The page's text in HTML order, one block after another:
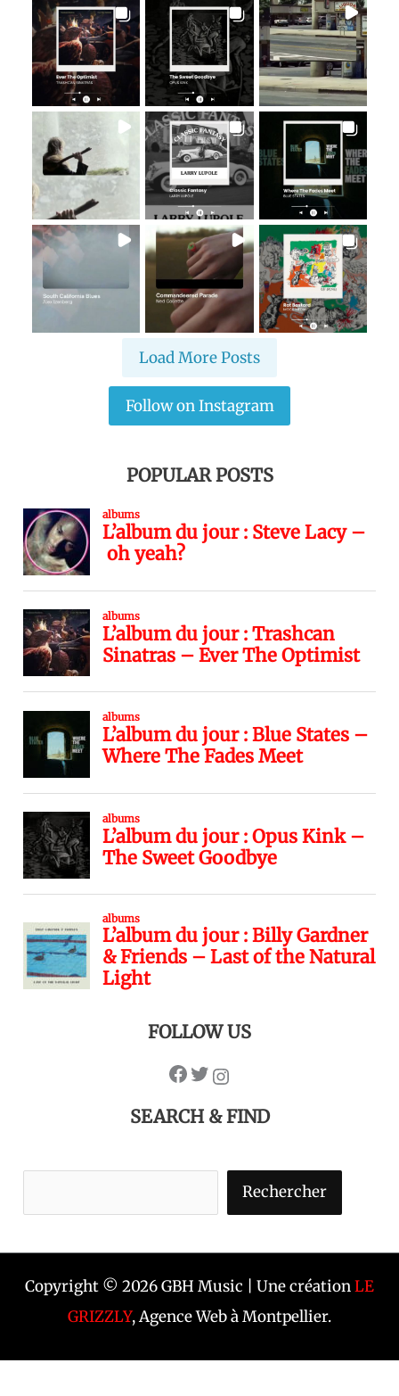
Load More Posts
Follow on Instagram
POPULAR POSTS
FOLLOW US
SEARCH & FIND
Rechercher
Copyright © 2026 GBH Music | Une créationLE
GRIZZLY, Agence Web à Montpellier.